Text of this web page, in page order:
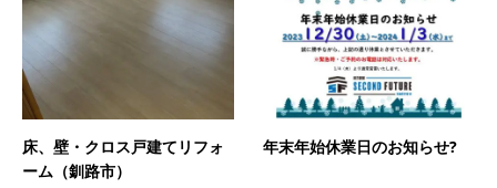
床、壁・クロス戸建てリフォ
ーム（釧路市）
年末年始休業日のお知らせ?